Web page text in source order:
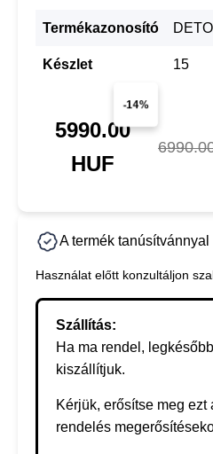
Termékazonosító
Készlet 15
-14%
5990.00
HUF
A termék
Használat előtt konzultáljon
Szállítás:
Ha ma rendel,
kiszállítjuk.
Kérjük, erősítse meg ezt
rendelés